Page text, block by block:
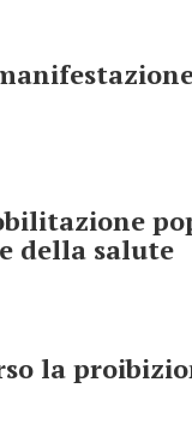
della salute
la